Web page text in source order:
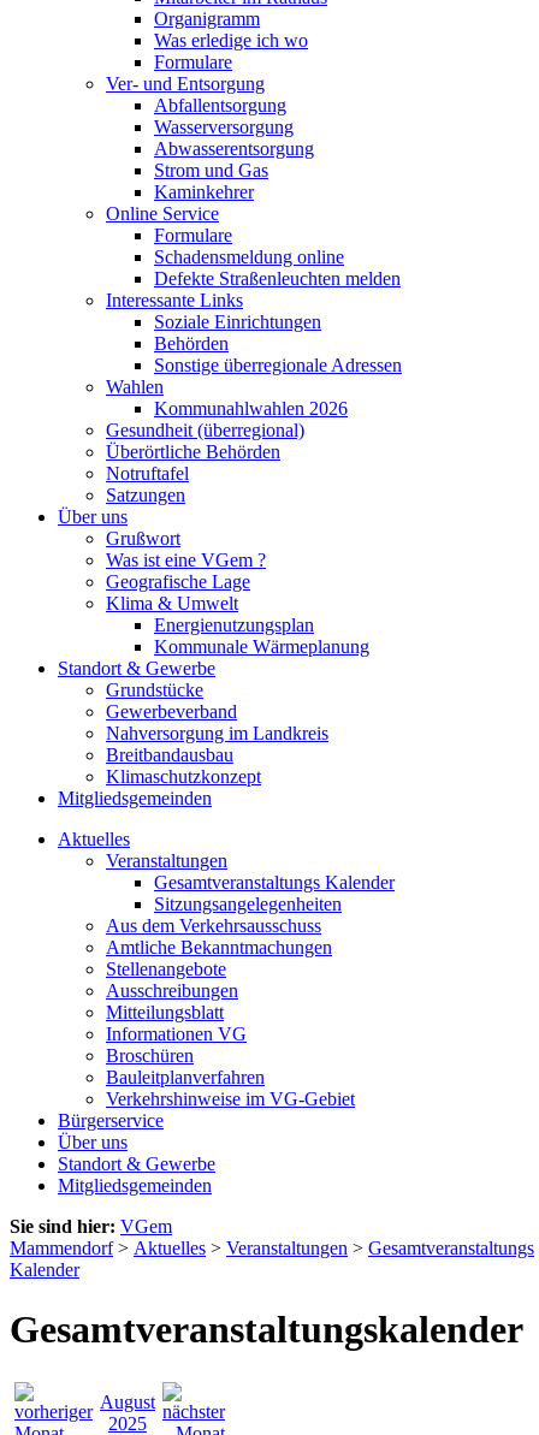
Organigramm
Was erledige ich wo
Formulare
Ver- und Entsorgung
Abfallentsorgung
Wasserversorgung
Abwasserentsorgung
Strom und Gas
Kaminkehrer
Online Service
Formulare
Schadensmeldung online
Defekte Straßenleuchten melden
Interessante Links
Soziale Einrichtungen
Behörden
Sonstige überregionale Adressen
Wahlen
Kommunahlwahlen 2026
Gesundheit (überregional)
Überörtliche Behörden
Notruftafel
Satzungen
Über uns
Grußwort
Was ist eine VGem ?
Geografische Lage
Klima & Umwelt
Energienutzungsplan
Kommunale Wärmeplanung
Standort & Gewerbe
Grundstücke
Gewerbeverband
Nahversorgung im Landkreis
Breitbandausbau
Klimaschutzkonzept
Mitgliedsgemeinden
Aktuelles
Veranstaltungen
Gesamtveranstaltungs Kalender
Sitzungsangelegenheiten
Aus dem Verkehrsausschuss
Amtliche Bekanntmachungen
Stellenangebote
Ausschreibungen
Mitteilungsblatt
Informationen VG
Broschüren
Bauleitplanverfahren
Verkehrshinweise im VG-Gebiet
Bürgerservice
Über uns
Standort & Gewerbe
Mitgliedsgemeinden
Sie sind hier: VGem
Mammendorf> Aktuelles > Veranstaltungen > Gesamtveranstaltungs
Kalender
Gesamtveranstaltungskalender
August
2025